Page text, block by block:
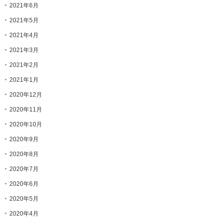
2021年6月
2021年5月
2021年4月
2021年3月
2021年2月
2021年1月
2020年12月
2020年11月
2020年10月
2020年9月
2020年8月
2020年7月
2020年6月
2020年5月
2020年4月